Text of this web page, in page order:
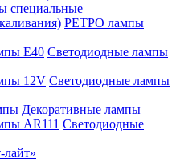
специальные
РЕТРО лампы
Светодиодные лампы
Светодиодные лампы
Декоративные лампы
Светодиодные
лайт»